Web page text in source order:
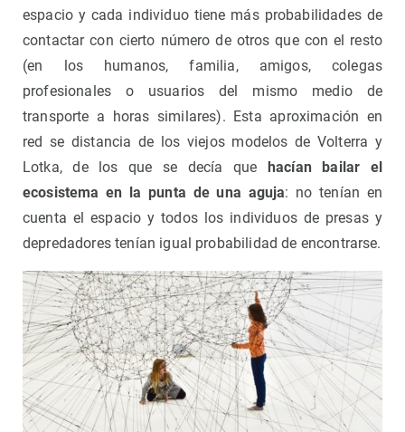
espacio y cada individuo tiene más probabilidades de
contactar con cierto número de otros que con el resto
(en los humanos, familia, amigos, colegas
profesionales o usuarios del mismo medio de
transporte a horas similares). Esta aproximación en
red se distancia de los viejos modelos de Volterra y
Lotka, de los que se decía que
hacían bailar el
ecosistema en la punta de una aguja: no tenían en
cuenta el espacio y todos los individuos de presas y
depredadores tenían igual probabilidad de encontrarse.